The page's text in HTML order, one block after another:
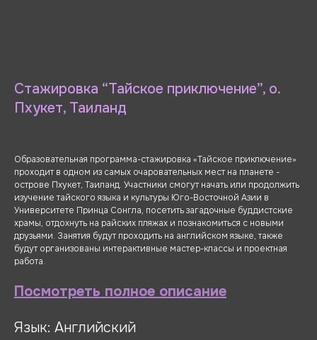
Стажировка “Тайское приключение”, о.
Пхукет, Таиланд
Образовательная программа-стажировка «Тайское приключение»
проходит в одном из самых очаровательных мест на планете -
острове Пхукет, Таиланд. Участники смогут начать или продолжить
изучение тайского языка и культуры Юго-Восточной Азии в
Университете Принца Сонгла, посетить загадочные буддистские
храмы, отдохнуть на райских пляжах и познакомиться с новыми
друзьями. Занятия будут проходить на английском языке, также
будут организованы интерактивные мастер-классы и проектная
работа.
Посмотреть полное описание
Язык: Английский